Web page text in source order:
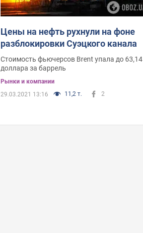
Цены на нефть рухнули на фоне
разблокировки Суэцкого канала
Стоимость фьючерсов Brent упала до 63,14
доллара за баррель
Рынки и компании
29.03.2021 13:16
11,2 т. 2